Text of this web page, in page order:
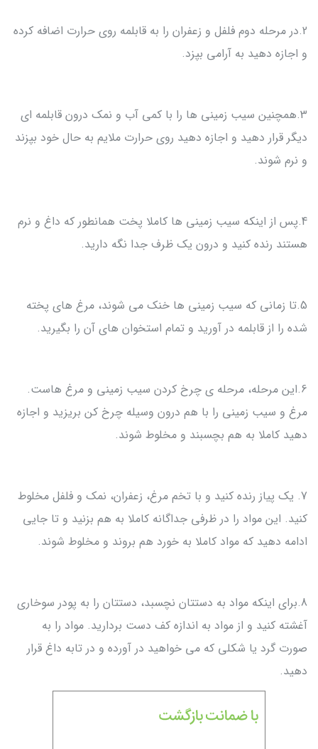
2.در مرحله دوم فلفل و زعفران را به قابلمه روی حرارت اضافه کرده
و اجازه دهید به آرامی بپزد.
3.همچنین سیب زمینی ها را با کمی آب و نمک درون قابلمه ای
دیگر قرار دهید و اجازه دهید روی حرارت ملایم به حال خود بپزند
و نرم شوند.
4.پس از اینکه سیب زمینی ها کاملا پخت همانطور که داغ و نرم
هستند رنده کنید و درون یک ظرف جدا نگه دارید.
5.تا زمانی که سیب زمینی ها خنک می شوند، مرغ های پخته
شده را از قابلمه در آورید و تمام استخوان های آن را بگیرید.
6.این مرحله، مرحله ی چرخ کردن سیب زمینی و مرغ هاست.
مرغ و سیب زمینی را با هم درون وسیله چرخ کن بریزید و اجازه
دهید کاملا به هم بچسبند و مخلوط شوند.
7. یک پیاز رنده کنید و با تخم مرغ، زعفران، نمک و فلفل مخلوط
کنید. این مواد را در ظرفی جداگانه کاملا به هم بزنید و تا جایی
ادامه دهید که مواد کاملا به خورد هم بروند و مخلوط شوند.
8.برای اینکه مواد به دستتان نچسبد، دستتان را به پودر سوخاری
آغشته کنید و از مواد به اندازه کف دست بردارید. مواد را به
صورت گرد یا شکلی که می خواهید در آورده و در تابه داغ قرار
دهید.